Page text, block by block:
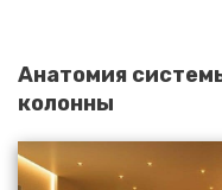
Анатомия
колонны